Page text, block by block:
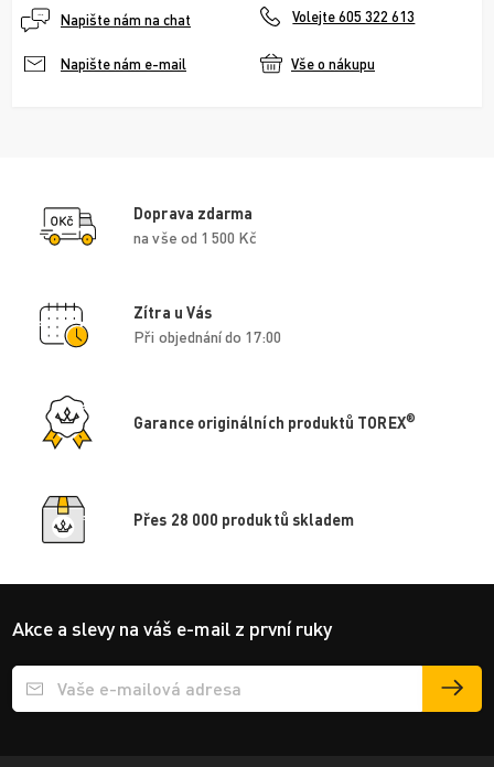
Napište nám na chat Volejte 605 322 613
Napište nám e-mail Vše o nákupu
Doprava zdarma
na vše od 1 500 Kč
Zítra u Vás
Při objednání do 17:00
Garance originálních produktů TOREX®
Přes 28 000 produktů skladem
Akce a slevy na váš e-mail z první ruky
Přihlášení e-mailu k odběru